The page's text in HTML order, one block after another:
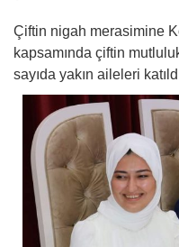
Çiftin nigah merasimine
kapsamında çiftin
sayıda yakın aileleri